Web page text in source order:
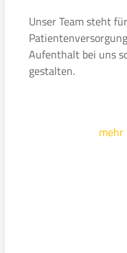
Unser Team steht
Aufenthalt bei uns
gestalten.
mehr